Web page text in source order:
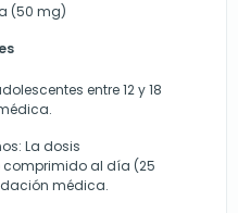
(50 mg)
entre 12 y 18
La dosis
al día (25
médica.